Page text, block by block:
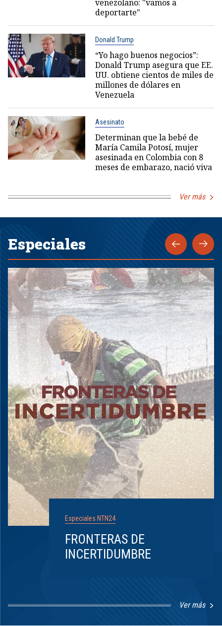
venezolano: "vamos a
deportarte"
Donald Trump
“Yo hago buenos negocios”:
Donald Trump asegura que EE.
UU. obtiene cientos de miles de
millones de dólares en
Venezuela
Asesinato
Determinan que la bebé de
María Camila Potosí, mujer
asesinada en Colombia con 8
meses de embarazo, nació viva
Ver más
Especiales
Especiales NTN24
FRONTERAS DE
INCERTIDUMBRE
Ver más
1